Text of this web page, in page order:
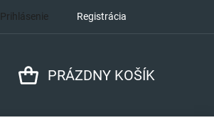
Prihlásenie Registrácia
PRÁZDNY KOŠÍK